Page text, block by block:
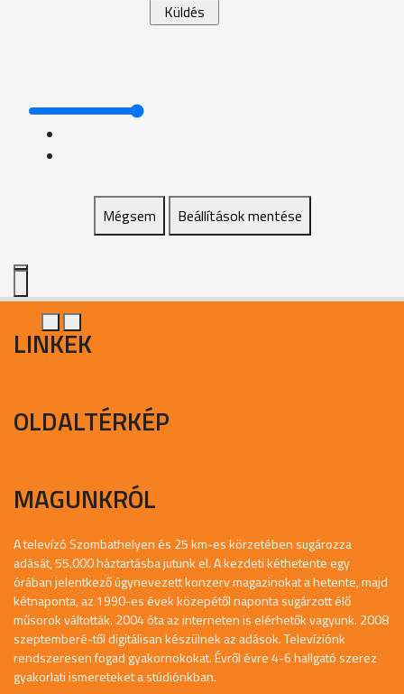
Mégsem Beállítások mentése
LINKEK
OLDALTÉRKÉP
MAGUNKRÓL
A televízó Szombathelyen és 25 km-es körzetében sugározza
adását, 55.000 háztartásba jutunk el. A kezdeti kéthetente egy
órában jelentkező úgynevezett konzerv magazinokat a hetente, majd
kétnaponta, az 1990-es évek közepétől naponta sugárzott élő
műsorok váltották. 2004 óta az interneten is elérhetők vagyunk. 2008
szeptemberé-től digitálisan készülnek az adások. Televíziónk
rendszeresen fogad gyakornokokat. Évről évre 4-6 hallgató szerez
gyakorlati ismereteket a stúdiónkban.